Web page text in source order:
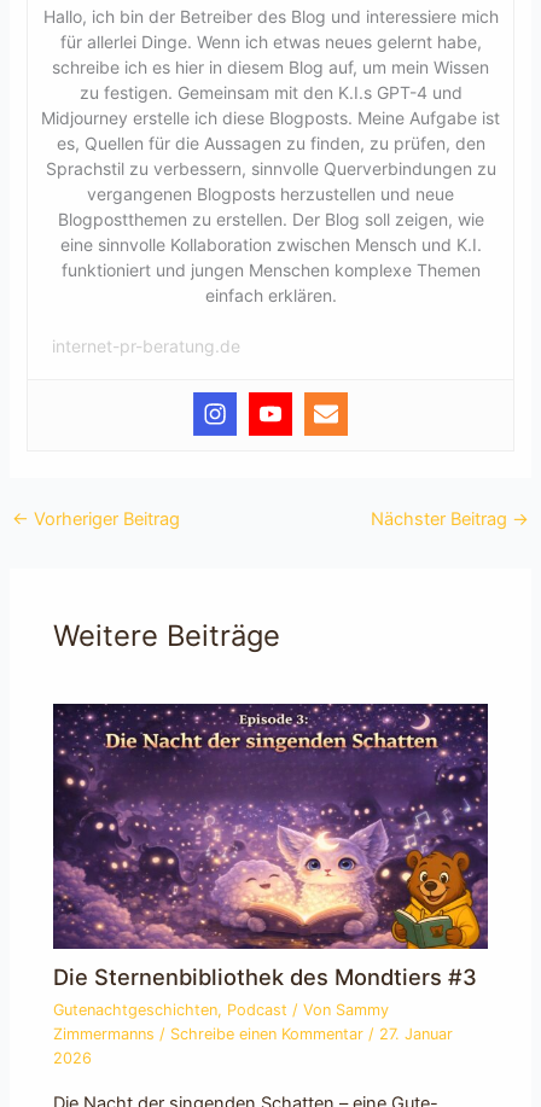
Hallo, ich bin der Betreiber des Blog und interessiere mich
für allerlei Dinge. Wenn ich etwas neues gelernt habe,
schreibe ich es hier in diesem Blog auf, um mein Wissen
zu festigen. Gemeinsam mit den K.I.s GPT-4 und
Midjourney erstelle ich diese Blogposts. Meine Aufgabe ist
es, Quellen für die Aussagen zu finden, zu prüfen, den
Sprachstil zu verbessern, sinnvolle Querverbindungen zu
vergangenen Blogposts herzustellen und neue
Blogpostthemen zu erstellen. Der Blog soll zeigen, wie
eine sinnvolle Kollaboration zwischen Mensch und K.I.
funktioniert und jungen Menschen komplexe Themen
einfach erklären.
internet-pr-beratung.de
← Vorheriger Beitrag Nächster Beitrag →
Weitere Beiträge
Die Sternenbibliothek des Mondtiers #3
Gutenachtgeschichten, Podcast / Von Sammy
Zimmermanns/ Schreibe einen Kommentar / 27. Januar
2026